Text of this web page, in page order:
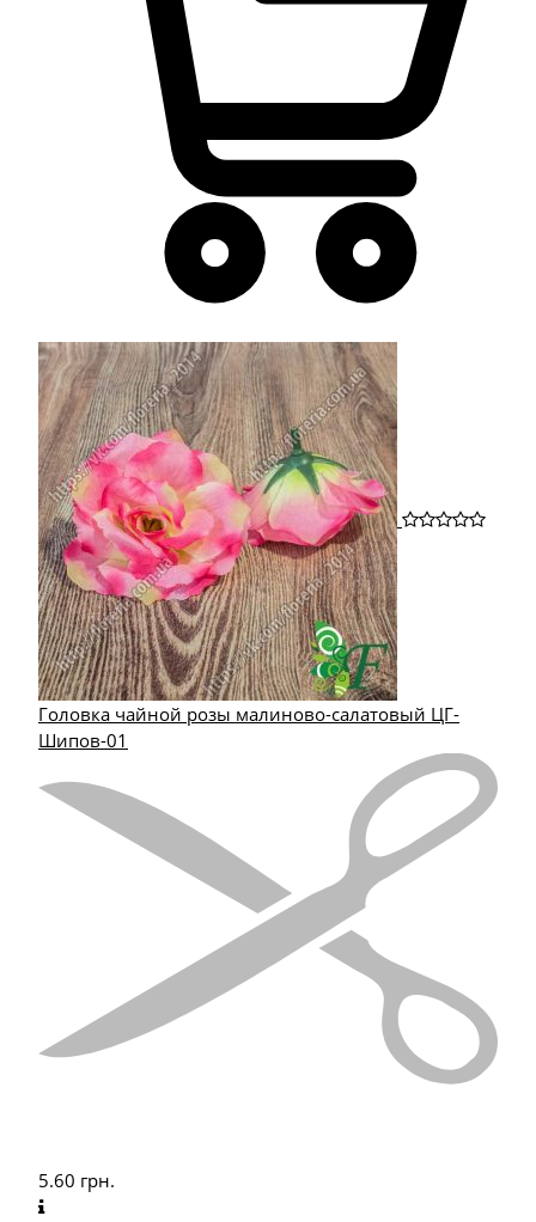
Головка чайной розы малиново-салатовый ЦГ-
Шипов-01
5.60 грн.